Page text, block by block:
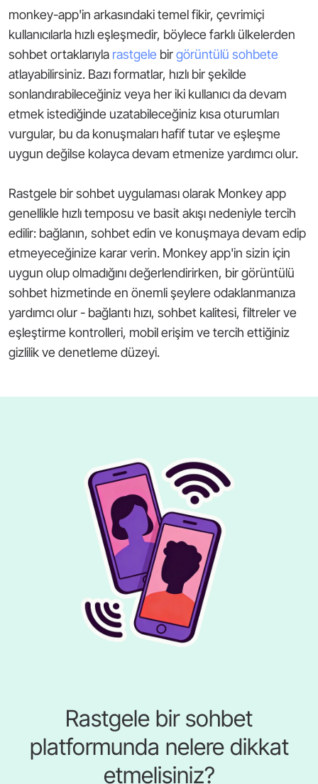
monkey-app'in arkasındaki temel fikir, çevrimiçi
kullanıcılarla hızlı eşleşmedir, böylece farklı ülkelerden
sohbet ortaklarıyla rastgele birgörüntülü sohbete
atlayabilirsiniz. Bazı formatlar, hızlı bir şekilde
sonlandırabileceğiniz veya her iki kullanıcı da devam
etmek istediğinde uzatabileceğiniz kısa oturumları
vurgular, bu da konuşmaları hafif tutar ve eşleşme
uygun değilse kolayca devam etmenize yardımcı olur.
Rastgele bir sohbet uygulaması olarak Monkey app
genellikle hızlı temposu ve basit akışı nedeniyle tercih
edilir: bağlanın, sohbet edin ve konuşmaya devam edip
etmeyeceğinize karar verin. Monkey app'in sizin için
uygun olup olmadığını değerlendirirken, bir görüntülü
sohbet hizmetinde en önemli şeylere odaklanmanıza
yardımcı olur - bağlantı hızı, sohbet kalitesi, filtreler ve
eşleştirme kontrolleri, mobil erişim ve tercih ettiğiniz
gizlilik ve denetleme düzeyi.
Rastgele bir sohbet
platformunda nelere dikkat
etmelisiniz?